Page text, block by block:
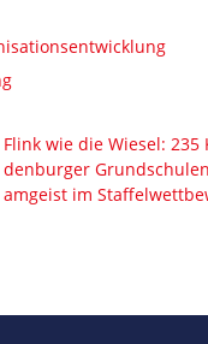
Flink wie die Wiesel:
denburger
amgeist im